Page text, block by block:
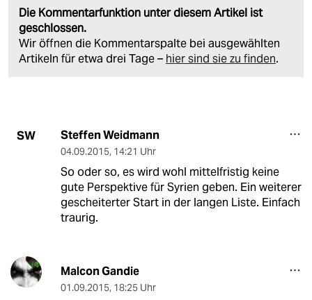
Die Kommentarfunktion unter diesem Artikel ist
geschlossen.
Wir öffnen die Kommentarspalte bei ausgewählten
Artikeln für etwa drei Tage – hier sind sie zu finden.
SW Steffen Weidmann
04.09.2015, 14:21 Uhr
So oder so, es wird wohl mittelfristig keine
gute Perspektive für Syrien geben. Ein weiterer
gescheiterter Start in der langen Liste. Einfach
traurig.
Malcon Gandie
01.09.2015, 18:25 Uhr